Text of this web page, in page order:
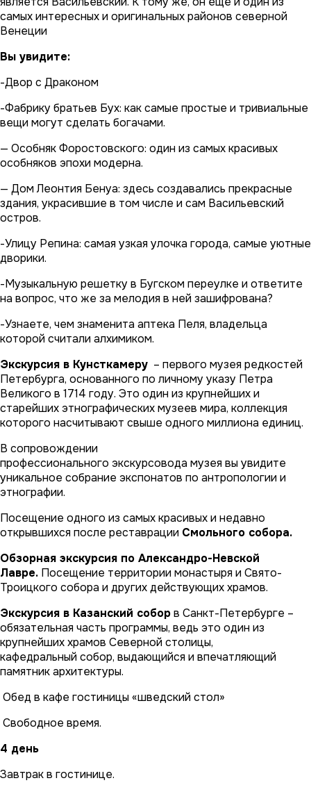
самых интересных и оригинальных районов северной
Венеции
Вы увидите:
-Двор с Драконом
-Фабрику братьев Бух: как самые простые и тривиальные
вещи могут сделать богачами.
— Особняк Форостовского: один из самых красивых
особняков эпохи модерна.
— Дом Леонтия Бенуа: здесь создавались прекрасные
здания, украсившие в том числе и сам Васильевский
остров.
-Улицу Репина: самая узкая улочка города, самые уютные
дворики.
-Музыкальную решетку в Бугском переулке и ответите
на вопрос, что же за мелодия в ней зашифрована?
-Узнаете, чем знаменита аптека Пеля, владельца
которой считали алхимиком.
Экскурсия в Кунсткамеру – первого музея редкостей
Петербурга, основанного по личному указу Петра
Великого в 1714 году. Это один из крупнейших и
старейших этнографических музеев мира, коллекция
которого насчитывают свыше одного миллиона единиц.
В сопровождении
профессионального экскурсовода музея вы увидите
уникальное собрание экспонатов по антропологии и
этнографии.
Посещение одного из самых красивых и недавно
открывшихся после реставрации Смольного собора.
Обзорная экскурсия по Александро-Невской
Лавре. Посещение территории монастыря и Свято-
Троицкого собора и других действующих храмов.
Экскурсия в Казанский соборв Санкт-Петербурге –
обязательная часть программы, ведь это один из
крупнейших храмов Северной столицы,
кафедральный собор, выдающийся и впечатляющий
памятник архитектуры.
Обед в кафе гостиницы «шведский стол»
Свободное время.
4 день
Завтрак в гостинице.